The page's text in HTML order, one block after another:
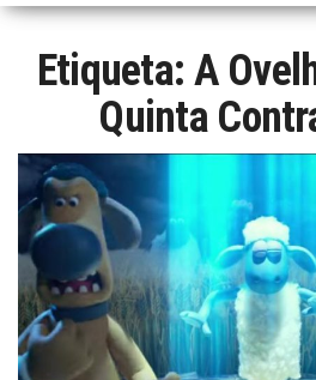
num
Etiqueta: A
Quinta